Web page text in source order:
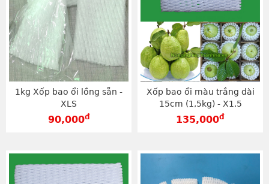
1kg Xốp bao ổi lồng sẵn -
XLS
90,000đ
Xốp bao ổi màu trắng dài
15cm (1,5kg) - X1.5
135,000đ